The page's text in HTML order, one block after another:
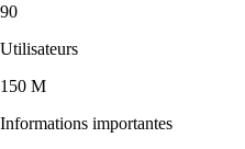
90
Utilisateurs
150 M
Informations importantes